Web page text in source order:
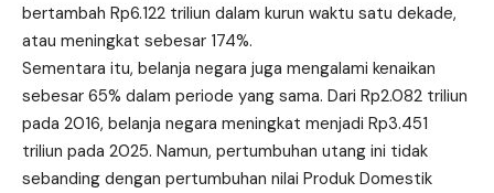
bertambah Rp6.122 triliun dalam kurun waktu satu dekade,
atau meningkat sebesar 174%.
Sementara itu, belanja negara juga mengalami kenaikan
sebesar 65% dalam periode yang sama. Dari Rp2.082 triliun
pada 2016, belanja negara meningkat menjadi Rp3.451
triliun pada 2025. Namun, pertumbuhan utang ini tidak
sebanding dengan pertumbuhan nilai Produk Domestik